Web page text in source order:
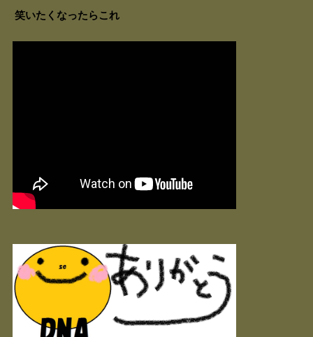
笑いたくなったらこれ